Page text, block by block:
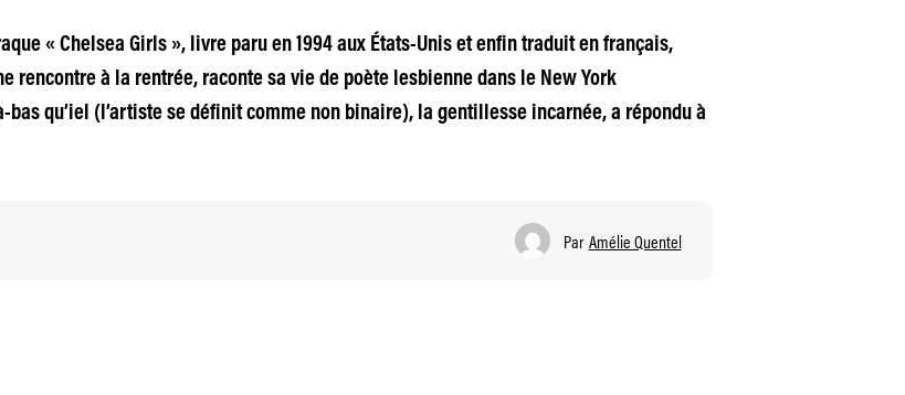
« Chelsea Girls », livre paru en 1994 aux États-Unis et enfin traduit en français,
rencontre à la rentrée, raconte sa vie de poète lesbienne dans le New York
bas qu’iel (l’artiste se définit comme non binaire), la gentillesse incarnée, a répondu à
Par Amélie Quentel